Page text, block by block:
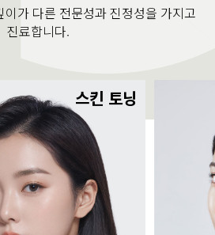
가 다른 전문성과 진정성을 가지고
진료합니다.
스킨 토닝